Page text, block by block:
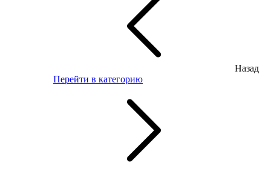
Назад
Перейти в категорию